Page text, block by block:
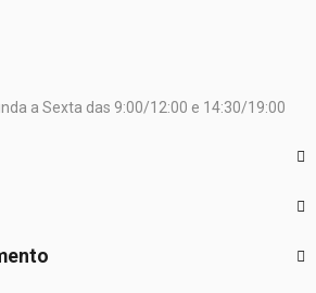
a Sexta das 9:00/12:00 e 14:30/19:00